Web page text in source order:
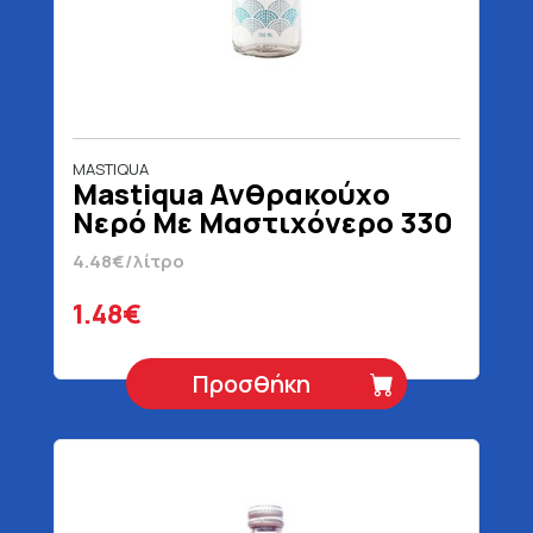
MASTIQUA
Mastiqua Ανθρακούχο
Νερό Με Μαστιχόνερο 330
ml
4.48€/λίτρο
1.48€
Προσθήκη